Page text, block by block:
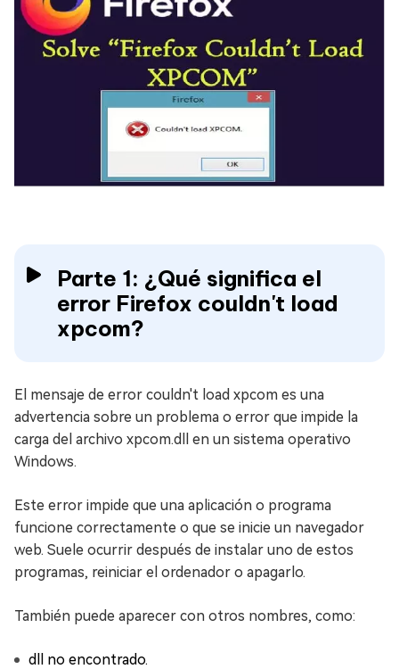
Parte 1: ¿Qué significa el
error Firefox couldn't load
xpcom?
El mensaje de error couldn't load xpcom es una
advertencia sobre un problema o error que impide la
carga del archivo xpcom.dll en un sistema operativo
Windows.
Este error impide que una aplicación o programa
funcione correctamente o que se inicie un navegador
web. Suele ocurrir después de instalar uno de estos
programas, reiniciar el ordenador o apagarlo.
También puede aparecer con otros nombres, como:
dll no encontrado.